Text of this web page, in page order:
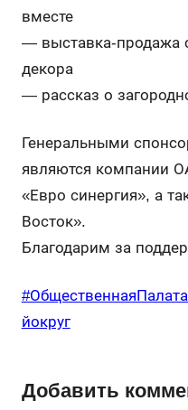
вместе
— выставка-продажа
декора
— рассказ о
Генеральными
являются компании
«Евро синергия», а
Восток».
Благодарим за
йокруг
Добавить